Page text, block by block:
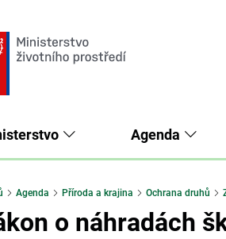
Agenda
Agenda Příroda a krajina Ochrana druhů
o náhradách